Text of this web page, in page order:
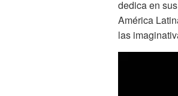
dedica en
América
las